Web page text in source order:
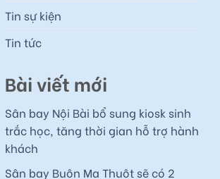
Tin sự kiện
Tin tức
Bài viết mới
Sân bay Nội Bài bổ sung kiosk sinh
trắc học, tăng thời gian hỗ trợ hành
khách
Sân bay Buôn Ma Thuột sẽ có 2